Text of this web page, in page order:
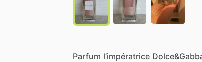
Parfum l’impératrice